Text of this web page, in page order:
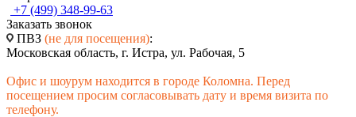
+7 (499) 348-99-63
Заказать звонок
ПВЗ (не для посещения):
Московская область, г. Истра, ул. Рабочая, 5
Офис и шоурум находится в городе Коломна. Перед
посещением просим согласовывать дату и время визита по
телефону.